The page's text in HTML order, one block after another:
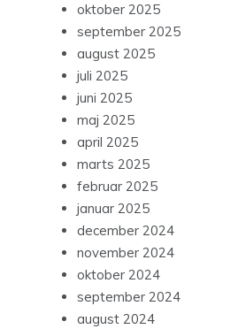
oktober 2025
september 2025
august 2025
juli 2025
juni 2025
maj 2025
april 2025
marts 2025
februar 2025
januar 2025
december 2024
november 2024
oktober 2024
september 2024
august 2024